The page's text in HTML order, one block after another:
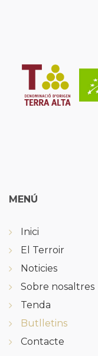
MENÚ
Inici
El Terroir
Noticies
Sobre nosaltres
Tenda
Butlletins
Contacte